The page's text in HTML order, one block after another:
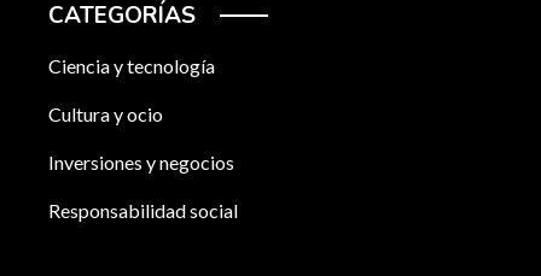
CATEGORÍAS
Ciencia y tecnología
Cultura y ocio
Inversiones y negocios
Responsabilidad social